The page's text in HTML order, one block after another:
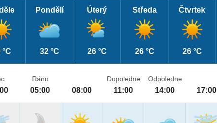
°C
Pondělí
32 °C
Úterý
26 °C
Středa
26 °C
Čtvrtek
26 °C
Ráno
05:00 08:00
Dopoledne
11:00
Odpoledne
14:00 17:00